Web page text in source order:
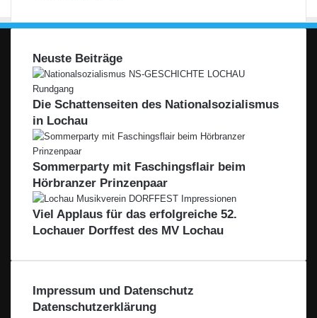
Neuste Beiträge
Die Schattenseiten des Nationalsozialismus
in Lochau
Sommerparty mit Faschingsflair beim
Hörbranzer Prinzenpaar
Viel Applaus für das erfolgreiche 52.
Lochauer Dorffest des MV Lochau
Impressum und Datenschutz
Datenschutzerklärung